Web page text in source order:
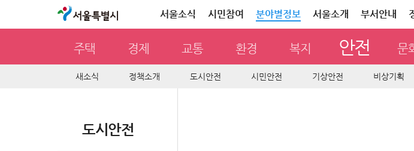
서울특별시 서울소식 시민참여 분야별정보 서울소개 부서안내
주택 경제 교통 환경 복지 안전 문
새소식 정책소개 도시안전 시민안전 기상안전 비상기획
도시안전